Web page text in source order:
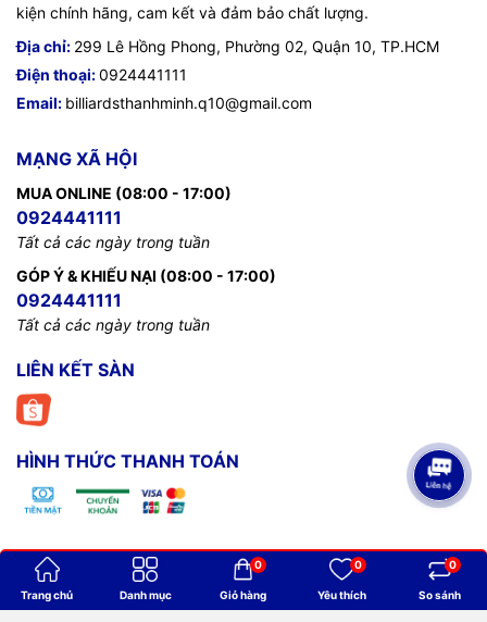
kiện chính hãng, cam kết và đảm bảo chất lượng.
Địa chỉ: 299 Lê Hồng Phong, Phường 02, Quận 10, TP.HCM
Điện thoại:0924441111
Email: billiardsthanhminh.q10@gmail.com
MẠNG XÃ HỘI
MUA ONLINE (08:00 - 17:00)
0924441111
Tất cả các ngày trong tuần
GÓP Ý & KHIẾU NẠI (08:00 - 17:00)
0924441111
Tất cả các ngày trong tuần
LIÊN KẾT SÀN
HÌNH THỨC THANH TOÁN
Bản quyền thuộc vềBilliards Thanh Minh
Cung cấp bởiSapo
Trang chủ Danh mục Giỏ hàng
0
Yêu thích
0
So sánh
0